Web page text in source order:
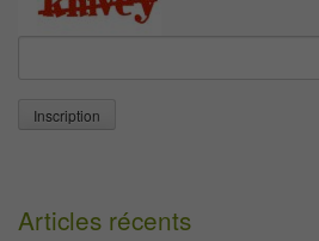
Articles récents